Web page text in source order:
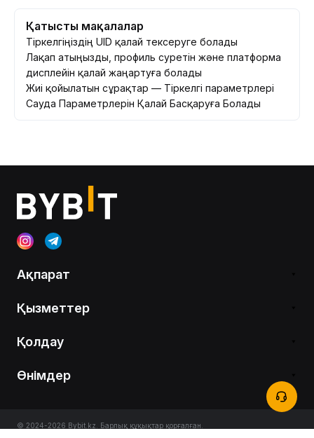
Қатысты мақалалар
Тіркелгіңіздің UID қалай тексеруге болады
Лақап атыңызды, профиль суретін және платформа
дисплейін қалай жаңартуға болады
Жиі қойылатын сұрақтар — Тіркелгі параметрлері
Сауда Параметрлерін Қалай Басқаруға Болады
Ақпарат
Қызметтер
Қолдау
Өнімдер
© 2024-2026 Bybit.kz. Барлық құқықтар қорғалған.